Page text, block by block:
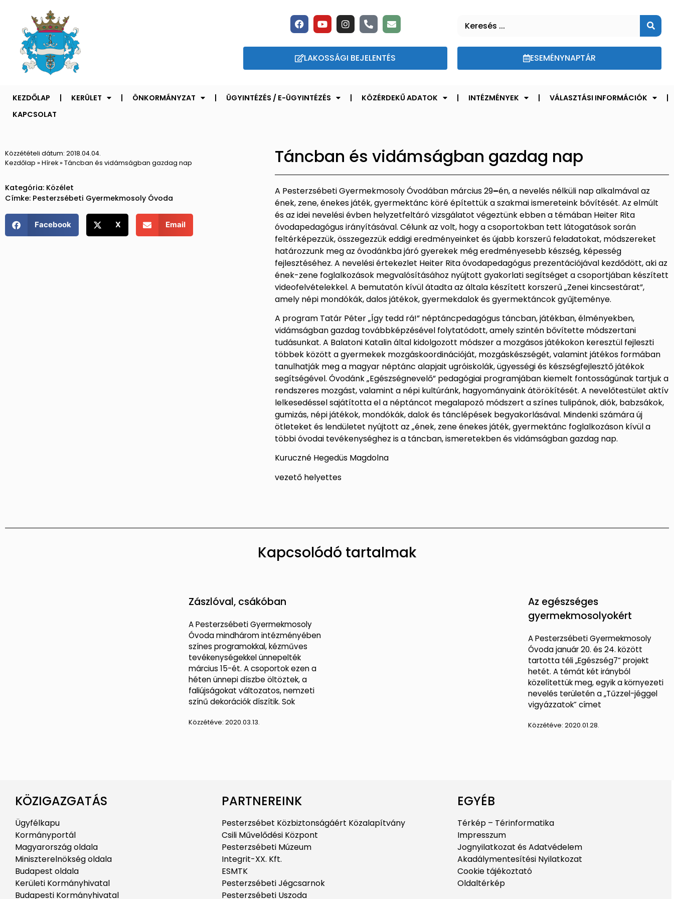
LAKOSSÁGI BEJELENTÉS ESEMÉNYNAPTÁR
KEZDŐLAP KERÜLET ÖNKORMÁNYZAT ÜGYINTÉZÉS / E-ÜGYINTÉZÉS KÖZÉRDEKŰ ADATOK INTÉZMÉNYEK
VÁLASZTÁSI INFORMÁCIÓK
KAPCSOLAT
Közzétételi dátum: 2018.04.04.
Kezdőlap » Hírek» Táncban és vidámságban gazdag nap
Kategória: Közélet
Címke: Pesterzsébeti Gyermekmosoly Óvoda
Facebook X Email
Táncban és vidámságban gazdag nap
A Pesterzsébeti Gyermekmosoly Óvodában március 29–én, a nevelés nélküli nap alkalmával az
ének, zene, énekes játék, gyermektánc köré építettük a szakmai ismereteink bővítését. Az elmúlt
és az idei nevelési évben helyzetfeltáró vizsgálatot végeztünk ebben a témában Heiter Rita
óvodapedagógus irányításával. Célunk az volt, hogy a csoportokban tett látogatások során
feltérképezzük, összegezzük eddigi eredményeinket és újabb korszerű feladatokat, módszereket
határozzunk meg az óvodánkba járó gyerekek még eredményesebb készség, képesség
fejlesztéséhez. A nevelési értekezlet Heiter Rita óvodapedagógus prezentációjával kezdődött, aki az
ének-zene foglalkozások megvalósításához nyújtott gyakorlati segítséget a csoportjában készített
videofelvételekkel. A bemutatón kívül átadta az általa készített korszerű „Zenei kincsestárat”,
amely népi mondókák, dalos játékok, gyermekdalok és gyermektáncok gyűjteménye.
A program Tatár Péter „Így tedd rá!” néptáncpedagógus táncban, játékban, élményekben,
vidámságban gazdag továbbképzésével folytatódott, amely szintén bővítette módszertani
tudásunkat. A Balatoni Katalin által kidolgozott módszer a mozgásos játékokon keresztül fejleszti
többek között a gyermekek mozgáskoordinációját, mozgáskészségét, valamint játékos formában
tanulhatják meg a magyar néptánc alapjait ugróiskolák, ügyességi és készségfejlesztő játékok
segítségével. Óvodánk „Egészségnevelő” pedagógiai programjában kiemelt fontosságúnak tartjuk a
rendszeres mozgást, valamint a népi kultúránk, hagyományaink átörökítését. A nevelőtestület aktív
lelkesedéssel sajátította el a néptáncot megalapozó módszert a színes tulipánok, diók, babzsákok,
gumizás, népi játékok, mondókák, dalok és tánclépések begyakorlásával. Mindenki számára új
ötleteket és lendületet nyújtott az „ének, zene énekes játék, gyermektánc foglalkozáson kívül a
többi óvodai tevékenységhez is a táncban, ismeretekben és vidámságban gazdag nap.
Kuruczné Hegedüs Magdolna
vezető helyettes
Kapcsolódó tartalmak
Zászlóval, csákóban
A Pesterzsébeti Gyermekmosoly
Óvoda mindhárom intézményében
színes programokkal, kézműves
tevékenységekkel ünnepelték
március 15-ét. A csoportok ezen a
héten ünnepi díszbe öltöztek, a
faliújságokat változatos, nemzeti
színű dekorációk díszítik. Sok
Közzétéve: 2020.03.13.
Az egészséges
gyermekmosolyokért
A Pesterzsébeti Gyermekmosoly
Óvoda január 20. és 24. között
tartotta téli „Egészség7” projekt
hetét. A témát két irányból
közelítettük meg, egyik a környezeti
nevelés területén a „Tűzzel-jéggel
vigyázzatok” címet
Közzétéve: 2020.01.28.
KÖZIGAZGATÁS
Ügyfélkapu
Kormányportál
Magyarország oldala
Miniszterelnökség oldala
Budapest oldala
Kerületi Kormányhivatal
Budapesti Kormányhivatal
PARTNEREINK
Pesterzsébet Közbiztonságáért Közalapítvány
Csili Művelődési Központ
Pesterzsébeti Múzeum
Integrit-XX. Kft.
ESMTK
Pesterzsébeti Jégcsarnok
Pesterzsébeti Uszoda
EGYÉB
Térkép – Térinformatika
Impresszum
Jognyilatkozat és Adatvédelem
Akadálymentesítési Nyilatkozat
Cookie tájékoztató
Oldaltérkép